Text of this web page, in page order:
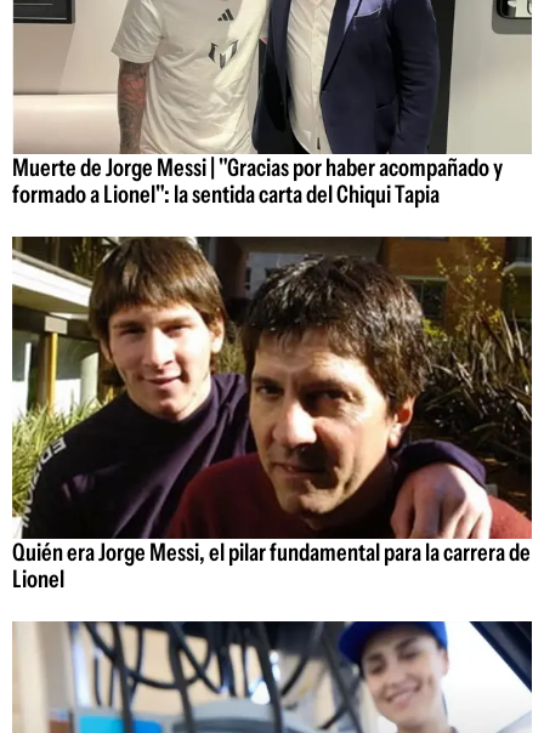
Muerte de Jorge Messi | "Gracias por haber acompañado y
formado a Lionel": la sentida carta del Chiqui Tapia
Quién era Jorge Messi, el pilar fundamental para la carrera de
Lionel